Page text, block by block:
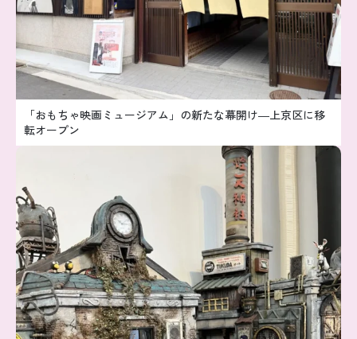
「おもちゃ映画ミュージアム」の新たな幕開け―上京区に移
転オープン